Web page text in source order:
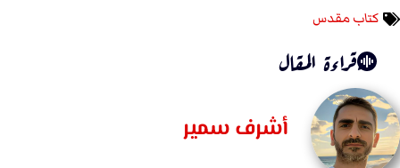
كتاب مقدس
قراءة المقال
أشرف سمير